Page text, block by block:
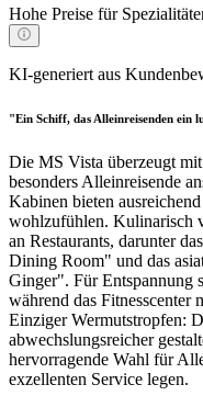
Hohe Preise für
KI-generiert aus
"Ein Schiff, das Alleinreisenden ein
Die MS Vista überzeugt
besonders Alleinreisende
Kabinen bieten
wohlzufühlen. Kulinarisch
an Restaurants, darunter
Dining Room" und das
Ginger". Für Entspannung
während das Fitnesscenter
Einziger Wermutstropfen:
abwechslungsreicher
hervorragende Wahl für
exzellenten Service legen.